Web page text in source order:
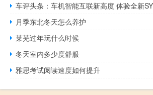
车评头条：车机智能互联新高度 体验全新
月季东北冬天怎么养护
莱芜过年玩什么时候
冬天室内多少度舒服
雅思考试阅读速度如何提升